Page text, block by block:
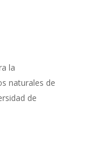
la
naturales de
de